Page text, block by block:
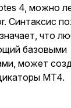
4, можно
Синтаксис
что
базовыми
может
MT4.